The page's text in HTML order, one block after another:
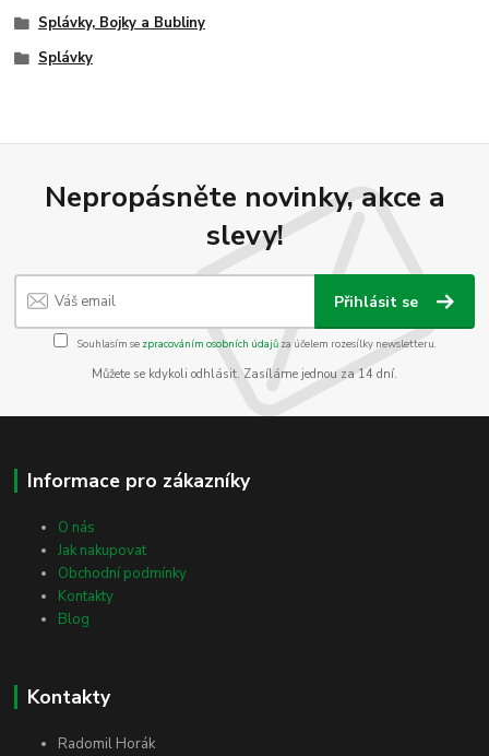
Splávky, Bojky a Bubliny
Splávky
Nepropásněte novinky, akce a
slevy!
Přihlásit se
Souhlasím se zpracováním osobních údajůza účelem rozesílky newsletteru.
Můžete se kdykoli odhlásit. Zasíláme jednou za 14 dní.
Informace pro zákazníky
O nás
Jak nakupovat
Obchodní podmínky
Kontakty
Blog
Kontakty
Radomil Horák